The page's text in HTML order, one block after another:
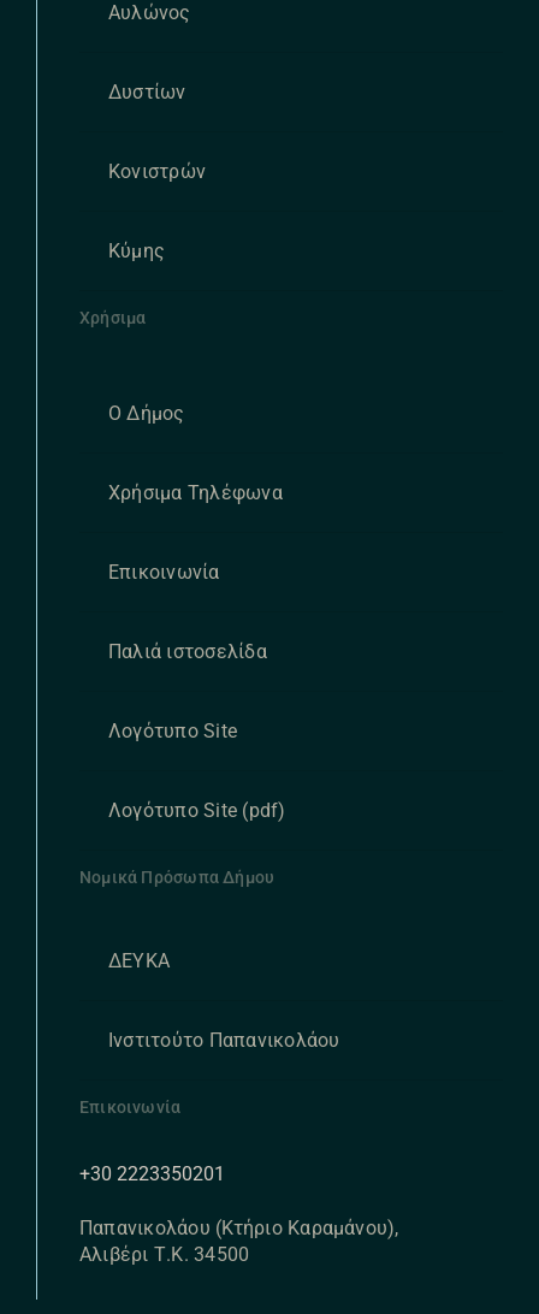
Αυλώνος
Δυστίων
Κονιστρών
Κύμης
Χρήσιμα
Ο Δήμος
Χρήσιμα Τηλέφωνα
Επικοινωνία
Παλιά ιστοσελίδα
Λογότυπο Site
Λογότυπο Site (pdf)
Νομικά Πρόσωπα Δήμου
ΔΕΥΚΑ
Ινστιτούτο Παπανικολάου
Επικοινωνία
+30 2223350201
Παπανικολάου (Κτήριο Καραμάνου),
Αλιβέρι Τ.Κ. 34500